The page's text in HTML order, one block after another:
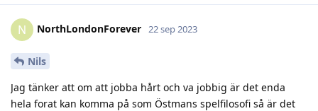
N NorthLondonForever 22 sep 2023
Nils
Jag tänker att om att jobba hårt och va jobbig är det enda
hela forat kan komma på som Östmans spelfilosofi så är det